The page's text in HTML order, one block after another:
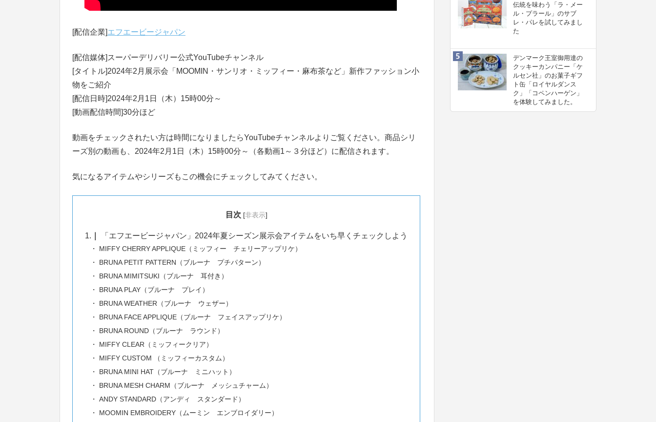
[配信企業]エフエービージャパン
[配信媒体]スーパーデリバリー公式YouTubeチャンネル
[タイトル]2024年2月展示会「MOOMIN・サンリオ・ミッフィー・麻布茶など」新作ファッション小
物をご紹介
[配信日時]2024年2月1日（木）15時00分～
[動画配信時間]30分ほど
動画をチェックされたい方は時間になりましたらYouTubeチャンネルよりご覧ください。商品シリ
ーズ別の動画も、2024年2月1日（木）15時00分～（各動画1～３分ほど）に配信されます。
気になるアイテムやシリーズもこの機会にチェックしてみてください。
目次 [非表示]
1. 「エフエービージャパン」2024年夏シーズン展示会アイテムをいち早くチェックしよう
MIFFY CHERRY APPLIQUE（ミッフィー チェリーアップリケ）
BRUNA PETIT PATTERN（ブルーナ プチパターン）
BRUNA MIMITSUKI（ブルーナ 耳付き）
BRUNA PLAY（ブルーナ プレイ）
BRUNA WEATHER（ブルーナ ウェザー）
BRUNA FACE APPLIQUE（ブルーナ フェイスアップリケ）
BRUNA ROUND（ブルーナ ラウンド）
MIFFY CLEAR（ミッフィークリア）
MIFFY CUSTOM （ミッフィーカスタム）
BRUNA MINI HAT（ブルーナ ミニハット）
BRUNA MESH CHARM（ブルーナ メッシュチャーム）
ANDY STANDARD（アンディ スタンダード）
MOOMIN EMBROIDERY（ムーミン エンブロイダリー）
伝統を味わう「ラ・メー
ル・プラール」のサブ
レ・パレを試してみまし
た
デンマーク王室御用達の
クッキーカンパニー「ケ
ルセン社」のお菓子ギフ
ト缶「ロイヤルダンス
ク」「コペンハーゲン」
を体験してみました。